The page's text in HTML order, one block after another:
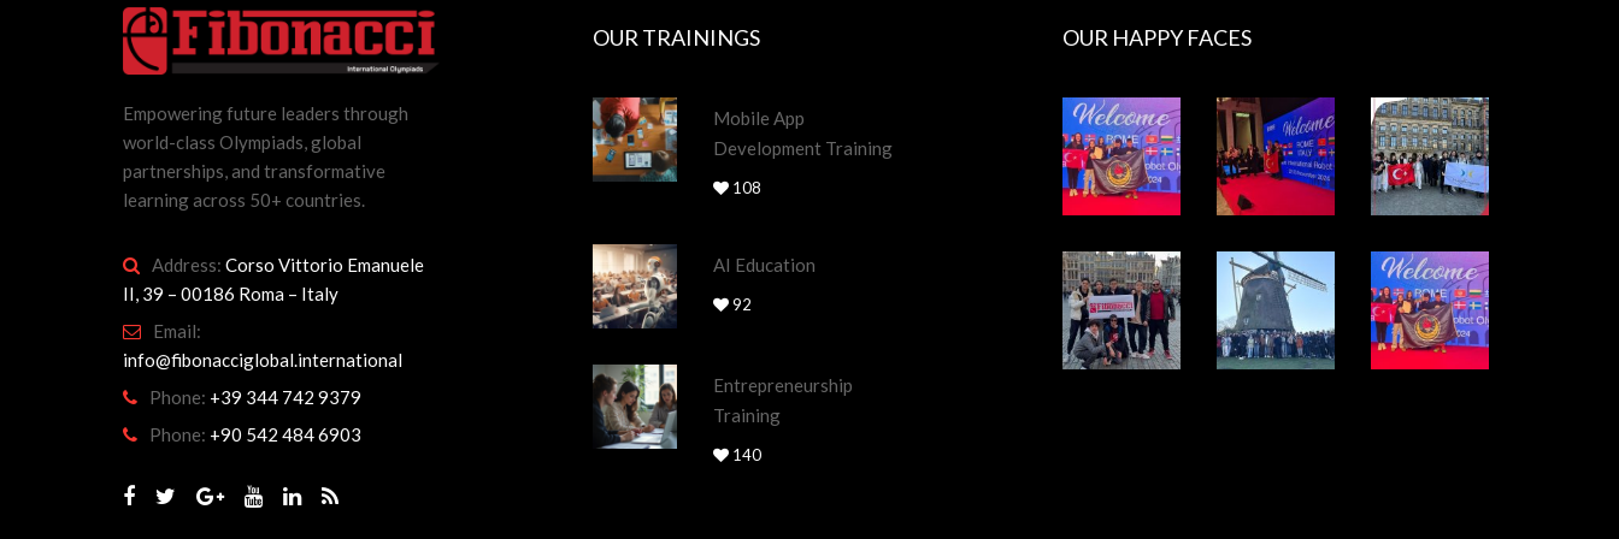
Empowering future leaders through
world-class Olympiads, global
partnerships, and transformative
learning across 50+ countries.
Address: Corso Vittorio Emanuele
II, 39 – 00186 Roma – Italy
Email:
info@fibonacciglobal.international
Phone: +39 344 742 9379
Phone: +90 542 484 6903
OUR TRAININGS
Mobile App
Development Training
108
AI Education
92
Entrepreneurship
Training
140
OUR HAPPY FACES